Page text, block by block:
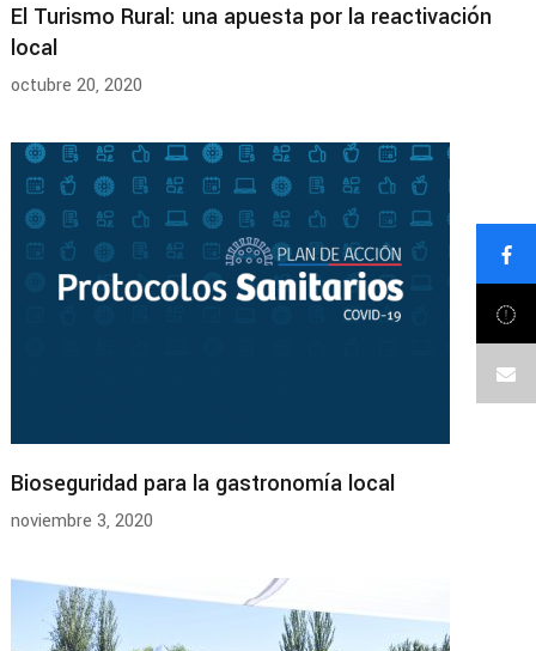
El Turismo Rural: una apuesta por la reactivación
local
octubre 20, 2020
Bioseguridad para la gastronomía local
noviembre 3, 2020